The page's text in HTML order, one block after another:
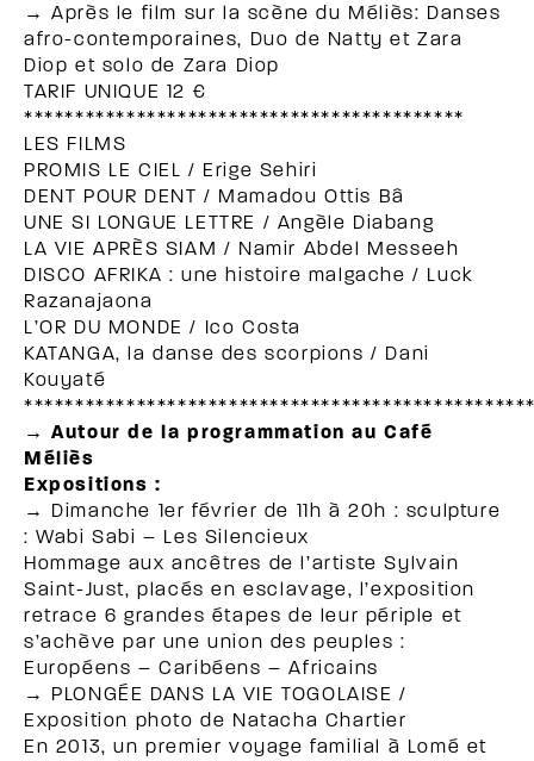
→ Après le film sur la scène du Méliès: Danses
afro-contemporaines, Duo de Natty et Zara
Diop et solo de Zara Diop
TARIF UNIQUE 12 €
*******************************************
LES FILMS
PROMIS LE CIEL / Erige Sehiri
DENT POUR DENT / Mamadou Ottis Bâ
UNE SI LONGUE LETTRE / Angèle Diabang
LA VIE APRÈS SIAM / Namir Abdel Messeeh
DISCO AFRIKA : une histoire malgache / Luck
Razanajaona
L’OR DU MONDE / Ico Costa
KATANGA, la danse des scorpions / Dani
Kouyaté
→ Autour de la programmation au Café
Méliès
Expositions :
→ Dimanche 1er février de 11h à 20h : sculpture
: Wabi Sabi – Les Silencieux
Hommage aux ancêtres de l’artiste Sylvain
Saint-Just, placés en esclavage, l’exposition
retrace 6 grandes étapes de leur périple et
s’achève par une union des peuples :
Européens – Caribéens – Africains
→ PLONGÉE DANS LA VIE TOGOLAISE /
Exposition photo de Natacha Chartier
En 2013, un premier voyage familial à Lomé et